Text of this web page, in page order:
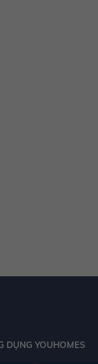
DỤNG YOUHOMES